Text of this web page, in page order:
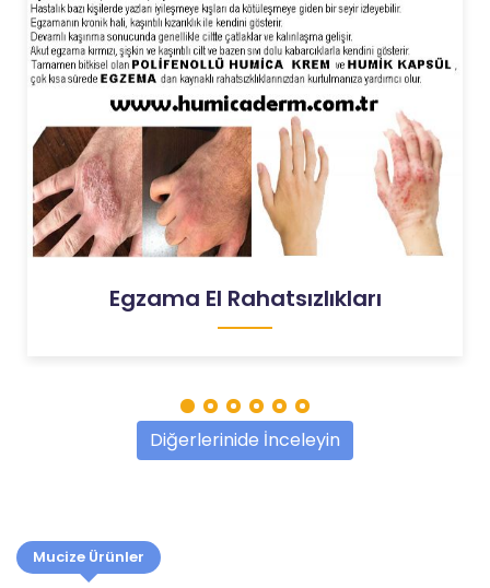
Egzama El Rahatsızlıkları
Diğerlerinide İnceleyin
Mucize Ürünler